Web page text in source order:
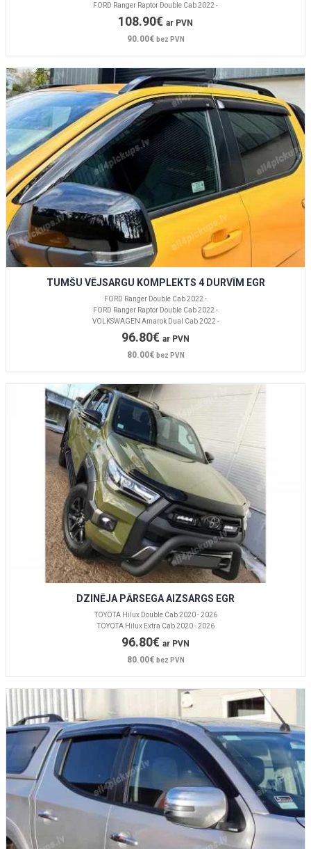
FORD Ranger Raptor Double Cab 2022 -
108.90€ ar PVN
90.00€ bez PVN
TUMŠU VĒJSARGU KOMPLEKTS 4 DURVĪM EGR
FORD Ranger Double Cab 2022 -
FORD Ranger Raptor Double Cab 2022 -
VOLKSWAGEN Amarok Dual Cab 2022 -
96.80€ ar PVN
80.00€ bez PVN
DZINĒJA PĀRSEGA AIZSARGS EGR
TOYOTA Hilux Double Cab 2020 - 2026
TOYOTA Hilux Extra Cab 2020 - 2026
96.80€ ar PVN
80.00€ bez PVN